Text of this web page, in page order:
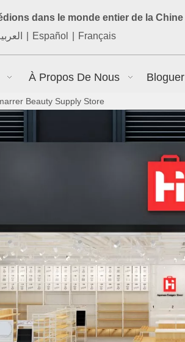
dans le monde entier de la Chine
Español Français
À Propos De Nous Bloguer
Beauty Supply Store